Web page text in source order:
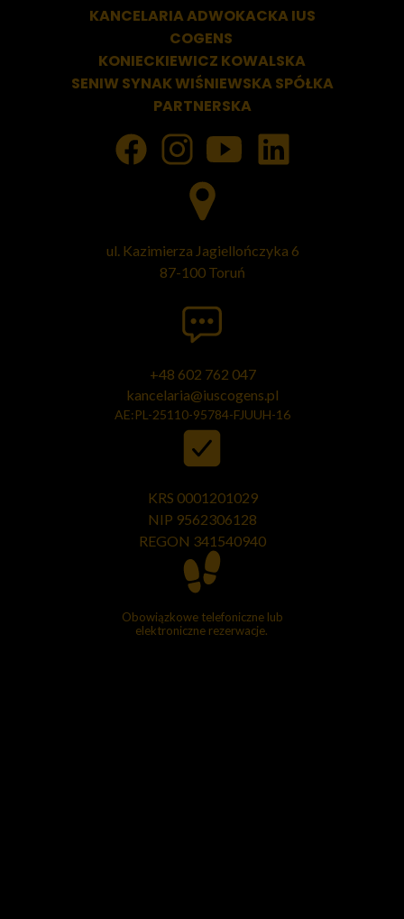
KANCELARIA ADWOKACKAIUS
COGENS
KONIECKIEWICZ KOWALSKA
SENIW SYNAK WIŚNIEWSKA SPÓŁKA
PARTNERSKA
KRS 0001201029
NIP 9562306128
REGON 341540940
+48 602 762 047
kancelaria@iuscogens.pl
AE:PL-25110-95784-FJUUH-16
ul. Kazimierza Jagiellończyka 6
87-100 Toruń
Obowiązkowe telefoniczne lub
elektroniczne rezerwacje.